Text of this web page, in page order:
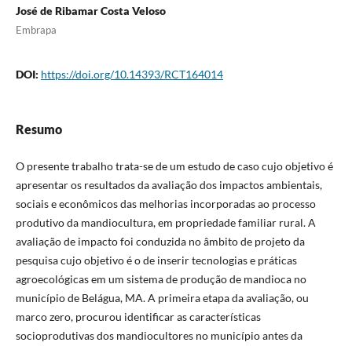
José de Ribamar Costa Veloso
Embrapa
DOI: https://doi.org/10.14393/RCT164014
Resumo
O presente trabalho trata-se de um estudo de caso cujo objetivo é
apresentar os resultados da avaliação dos impactos ambientais,
sociais e econômicos das melhorias incorporadas ao processo
produtivo da mandiocultura, em propriedade familiar rural. A
avaliação de impacto foi conduzida no âmbito de projeto da
pesquisa cujo objetivo é o de inserir tecnologias e práticas
agroecológicas em um sistema de produção de mandioca no
município de Belágua, MA. A primeira etapa da avaliação, ou
marco zero, procurou identificar as características
socioprodutivas dos mandiocultores no município antes da